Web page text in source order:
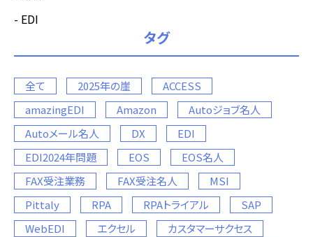
EDI
タグ
全て 2025年の崖
ACCESS
amazingEDI
Amazon
Autoジョブ名人
Autoメール名人
DX
EDI
EDI2024年問題
EOS
EOS名人
FAX受注業務
FAX受注名人
MSI
Pittaly
RPA RPAトライアル
SAP
WebEDI
エクセル
カスタマーサクセス